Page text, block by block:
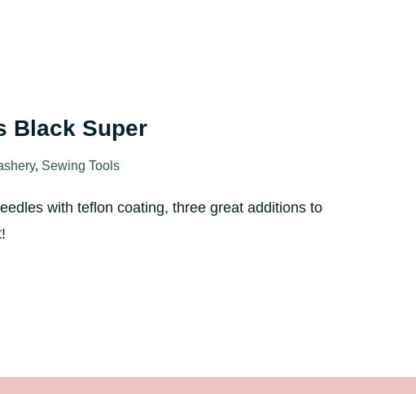
Black Super
, Sewing Tools
with teflon coating, three great additions to